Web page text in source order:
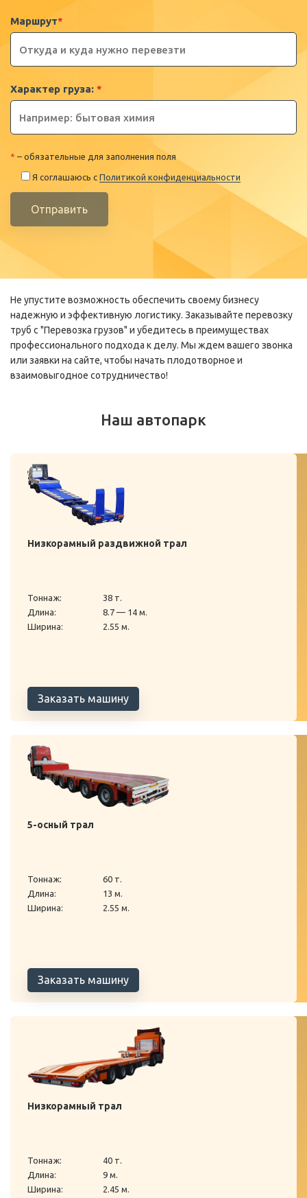
Маршрут*
Характер груза: *
* – обязательные для заполнения поля
Я соглашаюсь с Политикой конфиденциальности
Отправить
Не упустите возможность обеспечить своему бизнесу
надежную и эффективную логистику. Заказывайте перевозку
труб с "Перевозка грузов" и убедитесь в преимуществах
профессионального подхода к делу. Мы ждем вашего звонка
или заявки на сайте, чтобы начать плодотворное и
взаимовыгодное сотрудничество!
Наш автопарк
Низкорамный раздвижной трал
Тоннаж:
38 т.
Длина:
8.7 — 14 м.
Ширина:
2.55 м.
Заказать машину
5-осный трал
Тоннаж:
60 т.
Длина:
13 м.
Ширина:
2.55 м.
Заказать машину
Низкорамный трал
Тоннаж:
40 т.
Длина:
9 м.
Ширина:
2.45 м.